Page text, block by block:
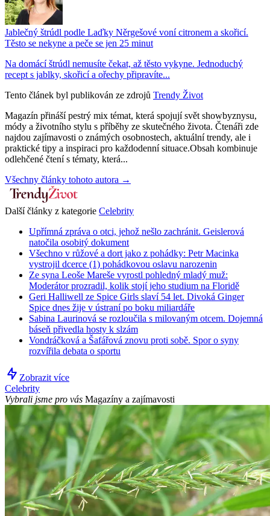
Jablečný štrúdl podle Laďky Něrgešové voní citronem a skořicí.
Těsto se nekyne a peče se jen 25 minut
Na domácí štrúdl nemusíte čekat, až těsto vykyne. Jednoduchý
recept s jablky, skořicí a ořechy připravíte...
Tento článek byl publikován ze zdrojů Trendy Život
Magazín přináší pestrý mix témat, která spojují svět showbyznysu,
módy a životního stylu s příběhy ze skutečného života. Čtenáři zde
najdou zajímavosti o známých osobnostech, aktuální trendy, ale i
praktické tipy a inspiraci pro každodenní situace.Obsah kombinuje
odlehčené čtení s tématy, která...
Všechny články tohoto autora →
Další články z kategorie Celebrity
Upřímná zpráva o otci, jehož nešlo zachránit. Geislerová
natočila osobitý dokument
Všechno v růžové a dort jako z pohádky: Petr Macinka
vystrojil dcerce (1) pohádkovou oslavu narozenin
Ze syna Leoše Mareše vyrostl pohledný mladý muž:
Moderátor prozradil, kolik stojí jeho studium na Floridě
Geri Halliwell ze Spice Girls slaví 54 let. Divoká Ginger
Spice dnes žije v ústraní po boku miliardáře
Sabina Laurinová se rozloučila s milovaným otcem. Dojemná
báseň přivedla hosty k slzám
Vondráčková a Šafářová znovu proti sobě. Spor o syny
rozvířila debata o sportu
Zobrazit více
Celebrity
Vybrali jsme pro vás Magazíny a zajímavosti